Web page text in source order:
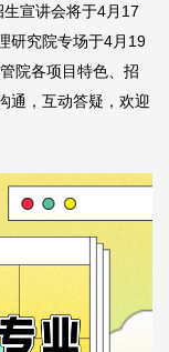
宣讲会将于4月17
研究院专场于4月19
院各项目特色、招
通，互动答疑，欢迎